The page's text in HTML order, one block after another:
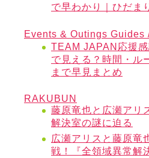
で早わかり｜ひだま
Events & Outings Guides
TEAM JAPAN応援
で見える？時間・ル
まで早見まとめ
RAKUBUN
藤原竜也と広瀬アリ
解決室の謎に迫る
広瀬アリスと藤原竜
戦！『全領域異常解